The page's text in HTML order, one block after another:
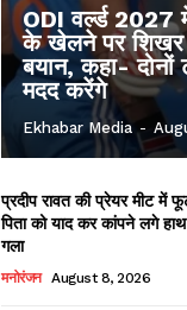
ODI वर्ल्ड 2027
के खेलने पर शिखर
बयान, कहा- दोनों
मदद करेंगे
Ekhabar Media -
प्रदीप रावत की प्रेयर मीट में
पिता को याद कर कांपने लगे
गला
मनोरंजन August 8, 2026